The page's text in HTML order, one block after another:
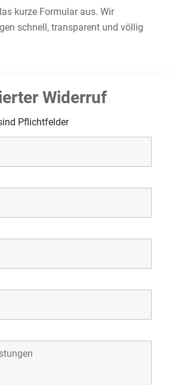
kurze Formular aus. Wir
schnell, transparent und völlig
Widerruf
Pflichtfelder